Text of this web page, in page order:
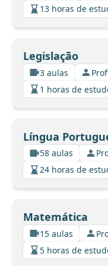
13 horas de
Legislação
3 aulas
1 horas de
Língua
58 aulas
24 horas de
Matemática
15 aulas
5 horas de